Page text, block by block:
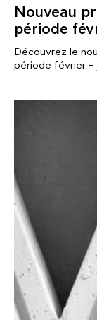
Nouveau
période
Découvrez le
période février –